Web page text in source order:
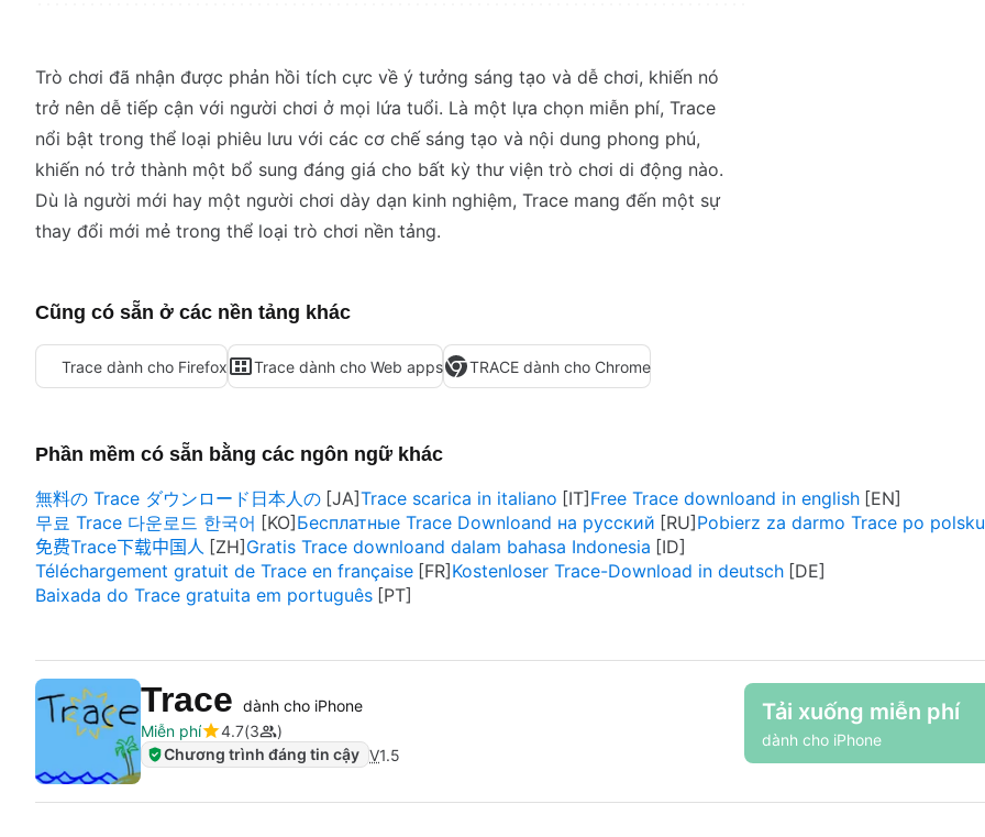
Trò chơi đã nhận được phản hồi tích cực về ý tưởng sáng tạo và dễ chơi, khiến nó
trở nên dễ tiếp cận với người chơi ở mọi lứa tuổi. Là một lựa chọn miễn phí, Trace
nổi bật trong thể loại phiêu lưu với các cơ chế sáng tạo và nội dung phong phú,
khiến nó trở thành một bổ sung đáng giá cho bất kỳ thư viện trò chơi di động nào.
Dù là người mới hay một người chơi dày dạn kinh nghiệm, Trace mang đến một sự
thay đổi mới mẻ trong thể loại trò chơi nền tảng.
Cũng có sẵn ở các nền tảng khác
Trace dành cho Firefox Trace dành cho Web apps TRACE dành cho Chrome
Phần mềm có sẵn bằng các ngôn ngữ khác
無料の Trace ダウンロード日本人の
Trace scarica in italiano
Free Trace downloand in english
무료 Trace 다운로드 한국어
Бесплатные Trace Downloand на русский
Pobierz za darmo Trace po polsku
免费Trace下载中国人
Gratis Trace downloand dalam bahasa Indonesia
Téléchargement gratuit de Trace en française
Kostenloser Trace-Download in deutsch
Baixada do Trace gratuita em português
Trace dành cho iPhone
Miễn phí
4.7 3
Chương trình đáng tin cậy V1.5
Tải xuống miễn phí
dành cho iPhone